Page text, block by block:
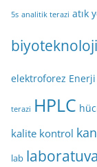
5s analitik terazi atık
biyoteknoloji
elektroforez
terazi HPLC
kalite kontrol
lab